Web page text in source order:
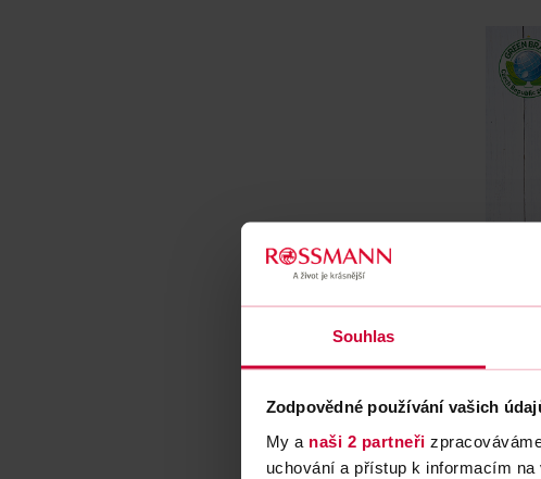
Souhlas
Zodpovědné používání vašich
My a naši 2 partneři
uchování a přístup k informacím